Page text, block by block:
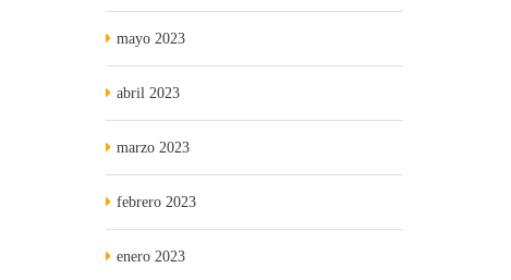
mayo 2023
abril 2023
marzo 2023
febrero 2023
enero 2023